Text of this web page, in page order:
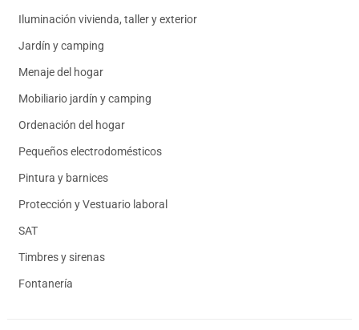
Iluminación vivienda, taller y exterior
Jardín y camping
Menaje del hogar
Mobiliario jardín y camping
Ordenación del hogar
Pequeños electrodomésticos
Pintura y barnices
Protección y Vestuario laboral
SAT
Timbres y sirenas
Fontanería